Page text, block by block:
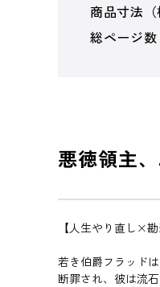
商品寸法
総ページ数
悪徳領主
【人生やり直し×
若き伯爵フラッド
断罪され、彼は流